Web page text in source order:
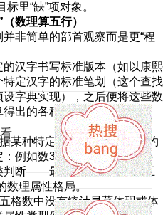
里“缺”项对象。
数理算五行）
非简单的部首观察而是更“程
汉字书写标准版本（如以康熙
定汉字的标准笔划（这个查找
字典实现），之后便将这些数
出的各种“格”的数字（天、
某种特定的数序与五行之间约
例如数3尾视为属火，而数5
判断——最终汇总这“数值转五
数理属性格局。
格数中没有统计显著体现或体